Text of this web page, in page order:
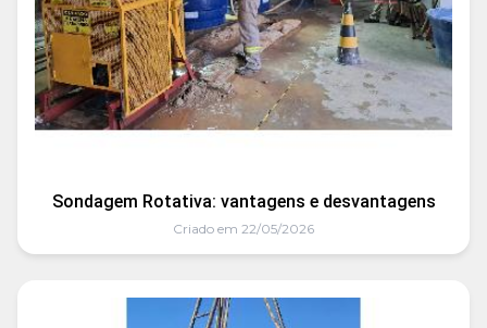
Sondagem Rotativa: vantagens e desvantagens
Criado em 22/05/2026